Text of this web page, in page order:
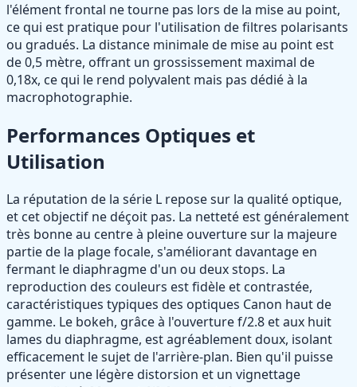
l'élément frontal ne tourne pas lors de la mise au point,
ce qui est pratique pour l'utilisation de filtres polarisants
ou gradués. La distance minimale de mise au point est
de 0,5 mètre, offrant un grossissement maximal de
0,18x, ce qui le rend polyvalent mais pas dédié à la
macrophotographie.
Performances Optiques et
Utilisation
La réputation de la série L repose sur la qualité optique,
et cet objectif ne déçoit pas. La netteté est généralement
très bonne au centre à pleine ouverture sur la majeure
partie de la plage focale, s'améliorant davantage en
fermant le diaphragme d'un ou deux stops. La
reproduction des couleurs est fidèle et contrastée,
caractéristiques typiques des optiques Canon haut de
gamme. Le bokeh, grâce à l'ouverture f/2.8 et aux huit
lames du diaphragme, est agréablement doux, isolant
efficacement le sujet de l'arrière-plan. Bien qu'il puisse
présenter une légère distorsion et un vignettage